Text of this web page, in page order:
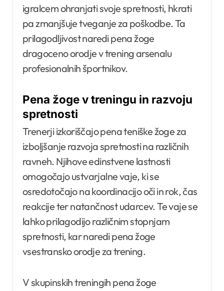
igralcem ohranjati svoje spretnosti, hkrati
pa zmanjšuje tveganje za poškodbe. Ta
prilagodljivost naredi pena žoge
dragoceno orodje v trening arsenalu
profesionalnih športnikov.
Pena žoge v treningu in razvoju
spretnosti
Trenerji izkoriščajo pena teniške žoge za
izboljšanje razvoja spretnosti na različnih
ravneh. Njihove edinstvene lastnosti
omogočajo ustvarjalne vaje, ki se
osredotočajo na koordinacijo oči in rok, čas
reakcije ter natančnost udarcev. Te vaje se
lahko prilagodijo različnim stopnjam
spretnosti, kar naredi pena žoge
vsestransko orodje za trening.
V skupinskih treningih pena žoge